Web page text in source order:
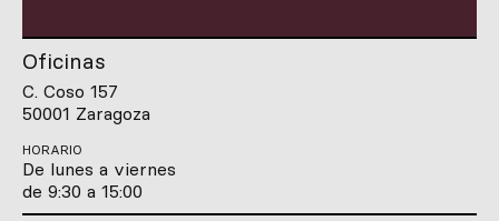
Oficinas
C. Coso 157
50001 Zaragoza
HORARIO
De lunes a viernes
de 9:30 a 15:00